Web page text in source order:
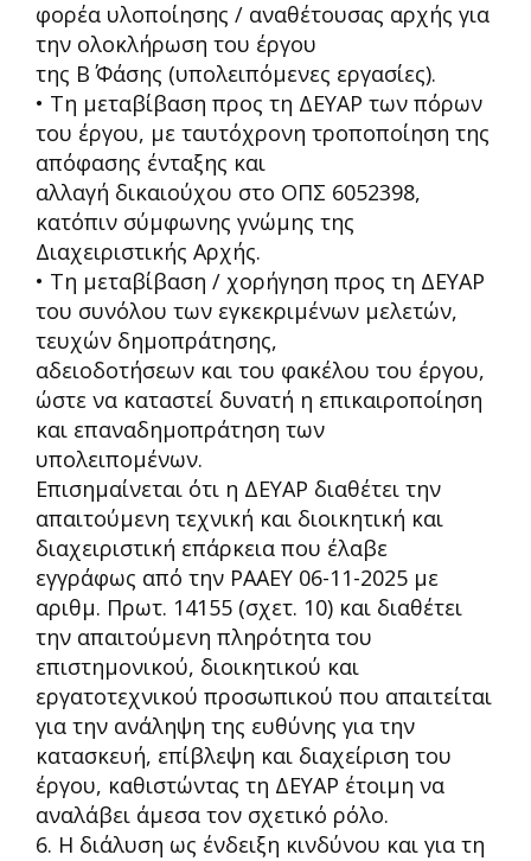
φορέα υλοποίησης / αναθέτουσας αρχής για
την ολοκλήρωση του έργου
της Β΄ Φάσης (υπολειπόμενες εργασίες).
• Τη μεταβίβαση προς τη ΔΕΥΑΡ των πόρων
του έργου, με ταυτόχρονη τροποποίηση της
απόφασης ένταξης και
αλλαγή δικαιούχου στο ΟΠΣ 6052398,
κατόπιν σύμφωνης γνώμης της
Διαχειριστικής Αρχής.
• Τη μεταβίβαση / χορήγηση προς τη ΔΕΥΑΡ
του συνόλου των εγκεκριμένων μελετών,
τευχών δημοπράτησης,
αδειοδοτήσεων και του φακέλου του έργου,
ώστε να καταστεί δυνατή η επικαιροποίηση
και επαναδημοπράτηση των
υπολειπομένων.
Επισημαίνεται ότι η ΔΕΥΑΡ διαθέτει την
απαιτούμενη τεχνική και διοικητική και
διαχειριστική επάρκεια που έλαβε
εγγράφως από την ΡΑΑΕΥ 06-11-2025 με
αριθμ. Πρωτ. 14155 (σχετ. 10) και διαθέτει
την απαιτούμενη πληρότητα του
επιστημονικού, διοικητικού και
εργατοτεχνικού προσωπικού που απαιτείται
για την ανάληψη της ευθύνης για την
κατασκευή, επίβλεψη και διαχείριση του
έργου, καθιστώντας τη ΔΕΥΑΡ έτοιμη να
αναλάβει άμεσα τον σχετικό ρόλο.
6. Η διάλυση ως ένδειξη κινδύνου και για τη